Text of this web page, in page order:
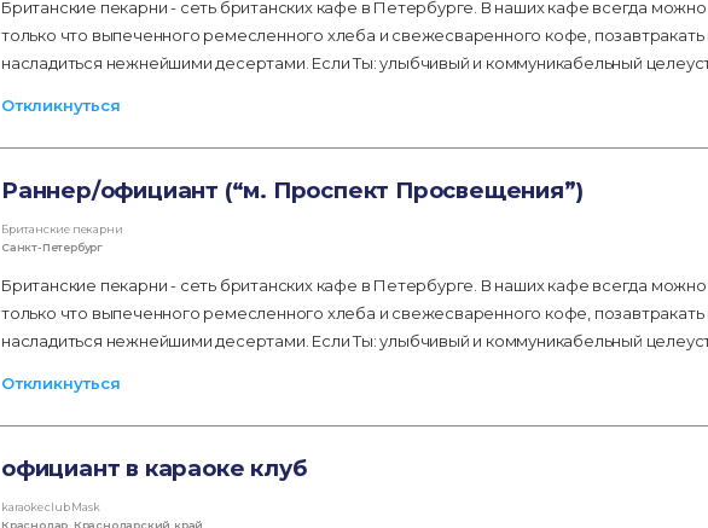
Британские пекарни - сеть британских кафе в Петербурге. В наших кафе всегда
только что выпеченного ремесленного хлеба и свежесваренного кофе, позавтракать
насладиться нежнейшими десертами. Если Ты: улыбчивый и коммуникабельный
Откликнуться
Раннер/официант (“м. Проспект Просвещения”)
Британские пекарни
Санкт-Петербург
Британские пекарни - сеть британских кафе в Петербурге. В наших кафе всегда
только что выпеченного ремесленного хлеба и свежесваренного кофе, позавтракать
насладиться нежнейшими десертами. Если Ты: улыбчивый и коммуникабельный
Откликнуться
официант в караоке клуб
karaoke club Mask
Краснодар Краснодарский край